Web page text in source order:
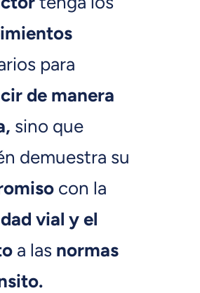
para
de manera
sino que
demuestra su
con la
vial y el
a las normas